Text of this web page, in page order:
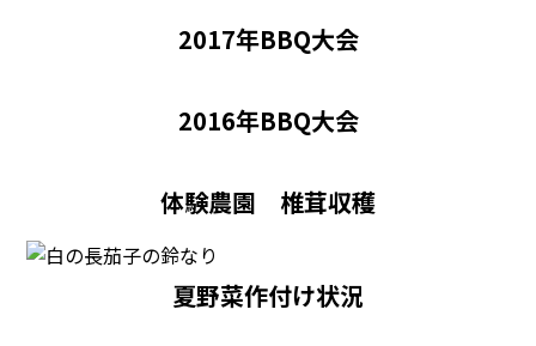
2017年BBQ大会
2016年BBQ大会
体験農園 椎茸収穫
夏野菜作付け状況